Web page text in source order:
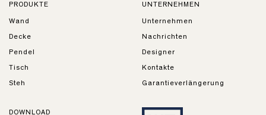
PRODUKTE
Wand
Decke
Pendel
Tisch
Steh
UNTERNEHMEN
Unternehmen
Nachrichten
Designer
Kontakte
Garantieverlängerung
DOWNLOAD